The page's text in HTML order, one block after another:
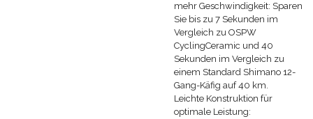
mehr Geschwindigkeit: Sparen
Sie bis zu 7 Sekunden im
Vergleich zu OSPW
CyclingCeramic und 40
Sekunden im Vergleich zu
einem Standard Shimano 12-
Gang-Käfig auf 40 km.
Leichte Konstruktion für
optimale Leistung: